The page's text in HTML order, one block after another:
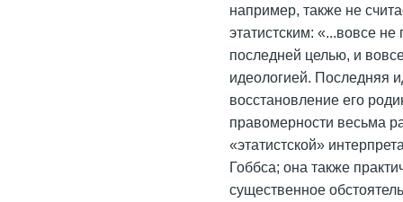
например, также не
этатистским: «...вовсе
последней целью, и
идеологией. Последняя
восстановление его
правомерности весьма
«этатистской»
Гоббса; она также
существенное